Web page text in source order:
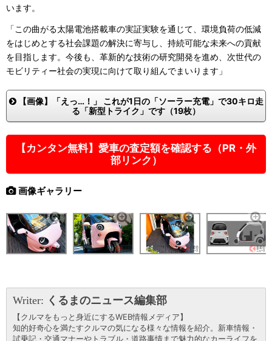
います。
「この曲がる太陽電池搭載車の実証実験を通じて、環境負荷の低減
をはじめとする社会課題の解決に寄与し、持続可能な未来への貢献
を目指します。今後も、革新的な技術の研究開発を進め、次世代の
モビリティー社会の実現に向けて取り組んでまいります」
【画像】「えっ…！」 これが1日の「ソーラー充電」で30キロ走
る「新型トライク」です（19枚）
【カンタン無料】愛車の査定額を確認する（PR・外
部リンク）
画像ギャラリー
Writer: くるまのニュース編集部
【クルマをもっと身近にするWEB情報メディア】
知的好奇心を満たすクルマの気になる様々な情報を紹介。新車情報・
試乗記・交通マナーやトラブル・道路事情まで魅力的なカーライフを